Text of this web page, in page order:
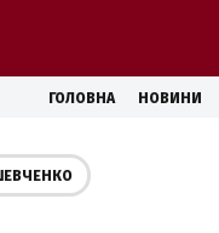
ГОЛОВНА НОВИНИ